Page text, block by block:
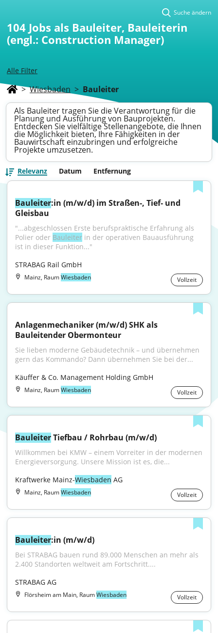
Alle Filter
Suche ändern
104 Jobs als Bauleiter, Bauleiterin
(engl.: Construction Manager)
> Wiesbaden > Bauleiter
Als Bauleiter tragen Sie die Verantwortung für die
Planung und Ausführung von Bauprojekten.
Entdecken Sie vielfältige Stellenangebote, die Ihnen
die Möglichkeit bieten, Ihre Fähigkeiten in der
Bauwirtschaft einzubringen und erfolgreiche
Projekte umzusetzen.
Relevanz Datum Entfernung
Bauleiter:in (m/w/d) im Straßen-, Tief- und
Gleisbau
"...abgeschlossen Erste berufspraktische Erfahrung als
Polier oder Bauleiter in der operativen Bauausführung
ist in dieser Funktion..."
STRABAG Rail GmbH
Mainz, RaumWiesbaden Vollzeit
Anlagenmechaniker (m/w/d) SHK als
Bauleitender Obermonteur
Sie lieben moderne Gebäudetechnik – und übernehmen
gern das Kommando? Dann übernehmen Sie bei der...
Käuffer & Co. Management Holding GmbH
Mainz, RaumWiesbaden Vollzeit
Bauleiter Tiefbau / Rohrbau (m/w/d)
Willkommen bei KMW – einem Vorreiter in der modernen
Energieversorgung. Unsere Mission ist es, die...
Kraftwerke Mainz-Wiesbaden AG
Mainz, RaumWiesbaden Vollzeit
Bauleiter:in (m/w/d)
Bei STRABAG bauen rund 89.000 Menschen an mehr als
2.400 Standorten weltweit am Fortschritt....
STRABAG AG
Flörsheim am Main, RaumWiesbaden Vollzeit